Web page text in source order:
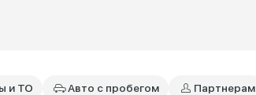
и ТО Авто с пробегом Партнерам